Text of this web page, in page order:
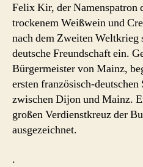
Felix Kir, der Namenspatron
trockenem Weißwein und
nach dem Zweiten Weltkrieg
deutsche Freundschaft ein.
Bürgermeister von Mainz,
ersten französisch-
zwischen Dijon und Mainz.
großen Verdienstkreuz der
ausgezeichnet.
.